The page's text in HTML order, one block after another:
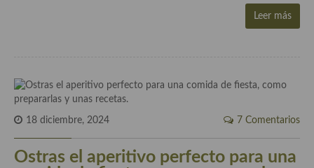
Recetas Especiales
Recetas maridadas con los mejores AOVES
Leer más
18 diciembre, 2024 7 Comentarios
Ostras el aperitivo perfecto para una